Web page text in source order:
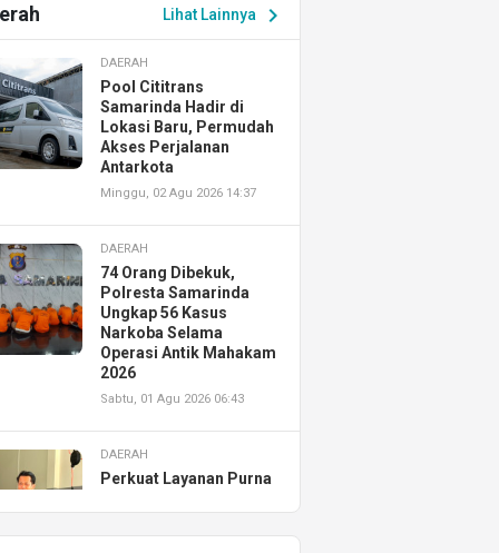
Lihat Lainnya chevron_right
DAERAH
Pool Cititrans
Samarinda Hadir di
Lokasi Baru, Permudah
Akses Perjalanan
Antarkota
Minggu, 02 Agu 2026 14:37
DAERAH
74 Orang Dibekuk,
Polresta Samarinda
Ungkap 56 Kasus
Narkoba Selama
Operasi Antik Mahakam
2026
Sabtu, 01 Agu 2026 06:43
DAERAH
Perkuat Layanan Purna
Resmikan AHASS